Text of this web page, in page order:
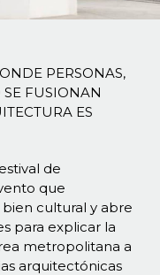
PERSONAS,
FUSIONAN
ES
de
que
cultural y abre
para explicar la
metropolitana a
arquitectónicas